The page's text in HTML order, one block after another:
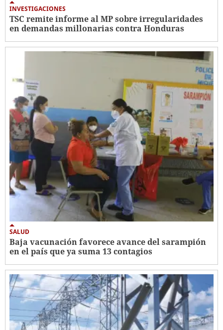
INVESTIGACIONES
TSC remite informe al MP sobre irregularidades
en demandas millonarias contra Honduras
SALUD
Baja vacunación favorece avance del sarampión
en el país que ya suma 13 contagios